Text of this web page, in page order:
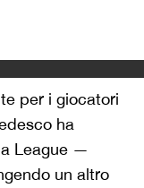
per i giocatori
ha
League —
un altro